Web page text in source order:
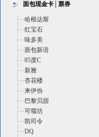
面包现金卡│票券
哈根达斯
红宝石
味多美
面包新语
85度C
新雅
杏花楼
来伊份
巴黎贝甜
可颂坊
凯司令
DQ